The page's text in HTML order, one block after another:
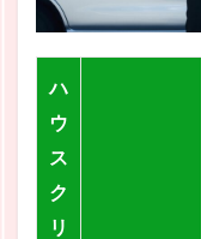
ハ
ウ
ス
ク
リ